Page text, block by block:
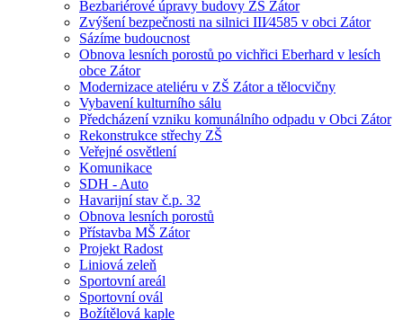
Bezbariérové úpravy budovy ZŠ Zátor
Zvýšení bezpečnosti na silnici III⁄4585 v obci Zátor
Sázíme budoucnost
Obnova lesních porostů po vichřici Eberhard v lesích
obce Zátor
Modernizace ateliéru v ZŠ Zátor a tělocvičny
Vybavení kulturního sálu
Předcházení vzniku komunálního odpadu v Obci Zátor
Rekonstrukce střechy ZŠ
Veřejné osvětlení
Komunikace
SDH - Auto
Havarijní stav č.p. 32
Obnova lesních porostů
Přístavba MŠ Zátor
Projekt Radost
Liniová zeleň
Sportovní areál
Sportovní ovál
Božítělová kaple